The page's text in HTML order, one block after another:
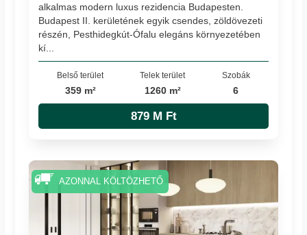
alkalmas modern luxus rezidencia Budapesten.
Budapest II. kerületének egyik csendes, zöldövezeti
részén, Pesthidegkút-Ófalu elegáns környezetében
kí...
Belső terület
359 m²
Telek terület
1260 m²
Szobák
6
879 M Ft
AZONNAL KÖLTÖZHETŐ